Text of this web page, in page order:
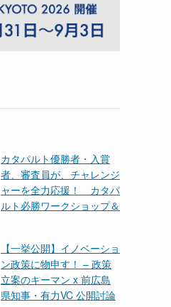
カタパルト優勝者・入賞
者、審査員が、チャレンジ
ャーを全力応援！ カタパ
ルト必勝ワークショップ＆
【一挙公開】イノベーショ
ン政策に物申す！ – 政策
立案のキーマン x 前広島
県知事・有力VC 公開討論